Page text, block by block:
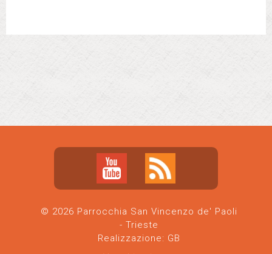
© 2026 Parrocchia San Vincenzo de' Paoli
- Trieste
Realizzazione: GB